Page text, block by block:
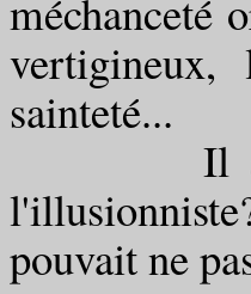
méchanceté
sainteté...
Il a
pouvait ne